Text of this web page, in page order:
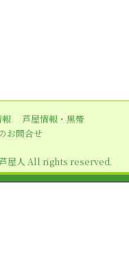
報
芦屋情報・黒帯
お問合せ
屋人 All rights reserved.